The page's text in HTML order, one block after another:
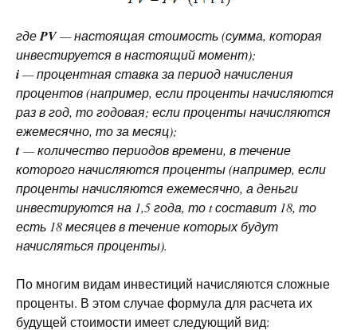
гдеPV— настоящая стоимость (сумма, которая
инвестируется в настоящий момент);
i— процентная ставка за период начисления
процентов (например, если проценты начисляются
раз в год, то годовая; если проценты начисляются
ежемесячно, то за месяц);
t— количество периодов времени, в течение
которого начисляются проценты (например, если
проценты начисляются ежемесячно, а деньги
инвестируются на 1,5 года, то t составит 18, то
есть 18 месяцев в течение которых будут
начисляться проценты).
По многим видам инвестиций начисляются сложные
проценты. В этом случае формула для расчета их
будущей стоимости имеет следующий вид: